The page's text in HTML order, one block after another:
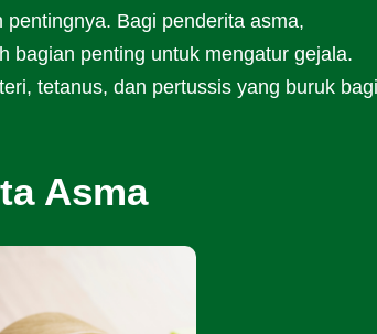
Bagi penderita asma,
bagian penting untuk mengatur gejala.
tetanus, dan pertussis yang buruk bagi
Asma